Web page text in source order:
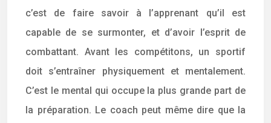
c’est de faire savoir à l’apprenant qu’il est
capable de se surmonter, et d’avoir l’esprit de
combattant. Avant les compétitons, un sportif
doit s’entraîner physiquement et mentalement.
C’est le mental qui occupe la plus grande part de
la préparation. Le coach peut même dire que la